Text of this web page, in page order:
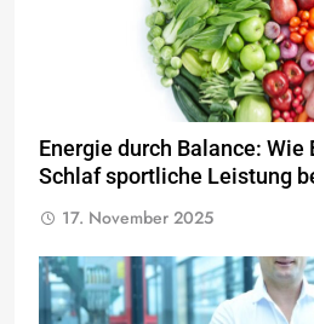
Energie durch Balance: Wie
Schlaf sportliche Leistung
17. November 2025